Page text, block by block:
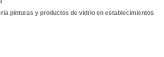
pinturas y productos de vidrio en establecimientos